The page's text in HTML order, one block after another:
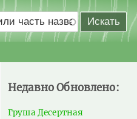
Недавно Обновлено:
Груша Десертная